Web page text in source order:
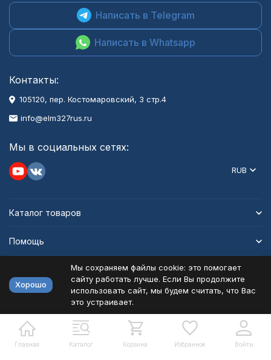
Главная Каталог Корзина Избранное Войти
Написать в Telegram
Написать в Whatsapp
Контакты:
105120, пер. Костомаровский, 3 стр.4
info@elm327rus.ru
Мы в социальных сетях:
RUB
Каталог товаров
Помощь
Политика персональных данных
Разработано в bodysite.ru
Хорошо
Мы сохраняем файлы cookie: это помогает
сайту работать лучше. Если Вы продолжите
использовать сайт, мы будем считать, что Вас
это устраивает.